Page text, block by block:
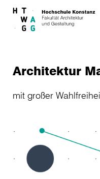
Skip to main content
Architektur
mit großer